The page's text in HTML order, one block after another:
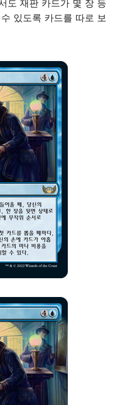
도 재판 카드가 몇 장 등
있도록 카드를 따로 보